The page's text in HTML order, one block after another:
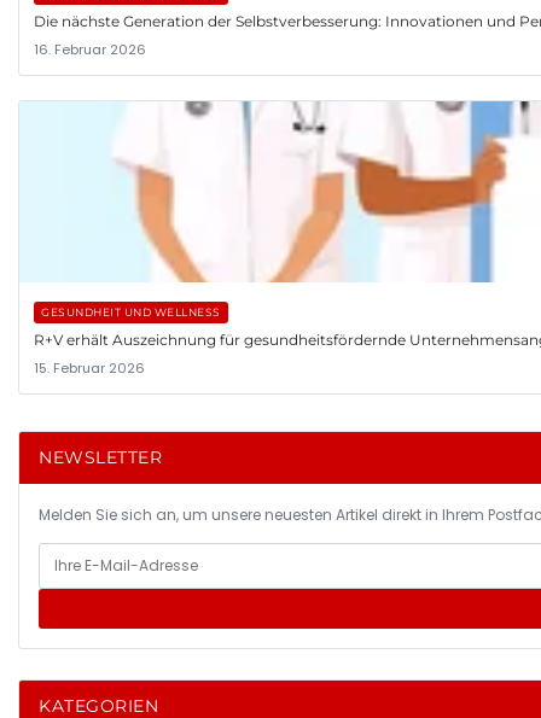
Die nächste Generation der Selbstverbesserung: Innovationen und
16. Februar 2026
GESUNDHEIT UND WELLNESS
R+V erhält Auszeichnung für gesundheitsfördernde
15. Februar 2026
NEWSLETTER
Melden Sie sich an, um unsere neuesten Artikel direkt in Ihrem
KATEGORIEN